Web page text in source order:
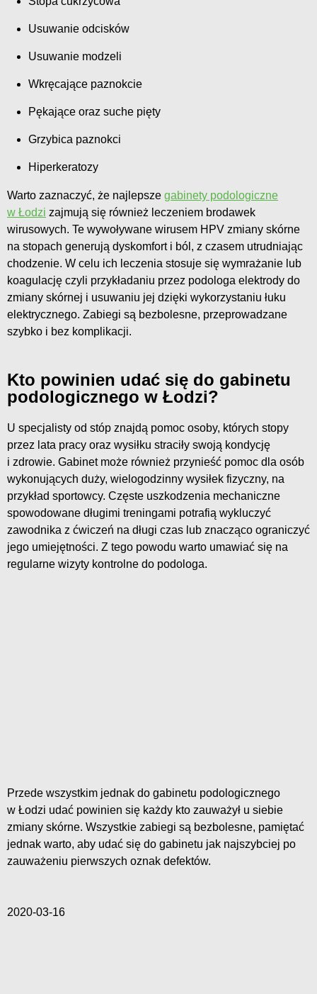
Usuwanie odcisków
Usuwanie modzeli
Wkręcające paznokcie
Pękające oraz suche pięty
Grzybica paznokci
Hiperkeratozy
Warto zaznaczyć, że najlepsze gabinety podologiczne
w Łodzi zajmują się również leczeniem brodawek
wirusowych. Te wywoływane wirusem HPV zmiany skórne
na stopach generują dyskomfort i ból, z czasem utrudniając
chodzenie. W celu ich leczenia stosuje się wymrażanie lub
koagulację czyli przykładaniu przez podologa elektrody do
zmiany skórnej i usuwaniu jej dzięki wykorzystaniu łuku
elektrycznego. Zabiegi są bezbolesne, przeprowadzane
szybko i bez komplikacji.
Kto powinien udać się do gabinetu
podologicznego w Łodzi?
U specjalisty od stóp znajdą pomoc osoby, których stopy
przez lata pracy oraz wysiłku straciły swoją kondycję
i zdrowie. Gabinet może również przynieść pomoc dla osób
wykonujących duży, wielogodzinny wysiłek fizyczny, na
przykład sportowcy. Częste uszkodzenia mechaniczne
spowodowane długimi treningami potrafią wykluczyć
zawodnika z ćwiczeń na długi czas lub znacząco ograniczyć
jego umiejętności. Z tego powodu warto umawiać się na
regularne wizyty kontrolne do podologa.
Przede wszystkim jednak do gabinetu podologicznego
w Łodzi udać powinien się każdy kto zauważył u siebie
zmiany skórne. Wszystkie zabiegi są bezbolesne, pamiętać
jednak warto, aby udać się do gabinetu jak najszybciej po
zauważeniu pierwszych oznak defektów.
2020-03-16